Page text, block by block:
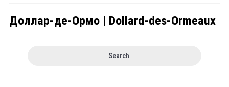
Доллар-де-Ормо | Dollard-des-Ormeaux
Search